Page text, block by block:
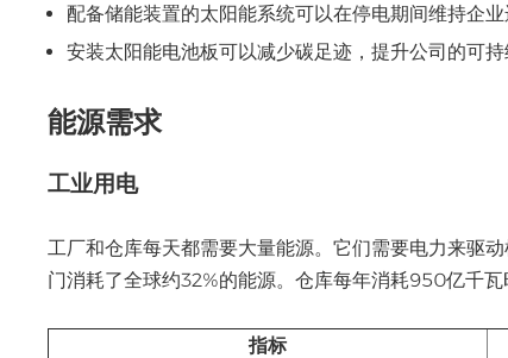
配备储能装置的太阳能系统可以在停电期间维持企
安装太阳能电池板可以减少碳足迹，提升公司的可持
能源需求
工业用电
工厂和仓库每天都需要大量能源。它们需要电力来驱
门消耗了全球约32%的能源。仓库每年消耗950亿千瓦
指标